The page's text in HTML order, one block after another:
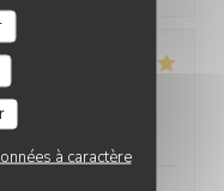
à caractère
5/5